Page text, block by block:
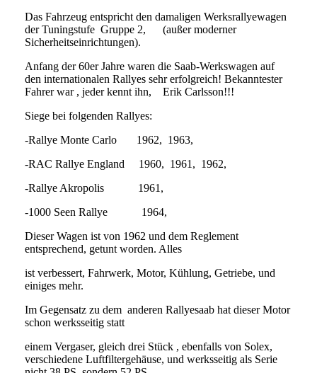
Das Fahrzeug entspricht den damaligen Werksrallyewagen
der Tuningstufe Gruppe 2, (außer moderner
Sicherheitseinrichtungen).
Anfang der 60er Jahre waren die Saab-Werkswagen auf
den internationalen Rallyes sehr erfolgreich! Bekanntester
Fahrer war , jeder kennt ihn, Erik Carlsson!!!
Siege bei folgenden Rallyes:
-Rallye Monte Carlo 1962, 1963,
-RAC Rallye England 1960, 1961, 1962,
-Rallye Akropolis 1961,
-1000 Seen Rallye 1964,
Dieser Wagen ist von 1962 und dem Reglement
entsprechend, getunt worden. Alles
ist verbessert, Fahrwerk, Motor, Kühlung, Getriebe, und
einiges mehr.
Im Gegensatz zu dem anderen Rallyesaab hat dieser Motor
schon werksseitig statt
einem Vergaser, gleich drei Stück , ebenfalls von Solex,
verschiedene Luftfiltergehäuse, und werksseitig als Serie